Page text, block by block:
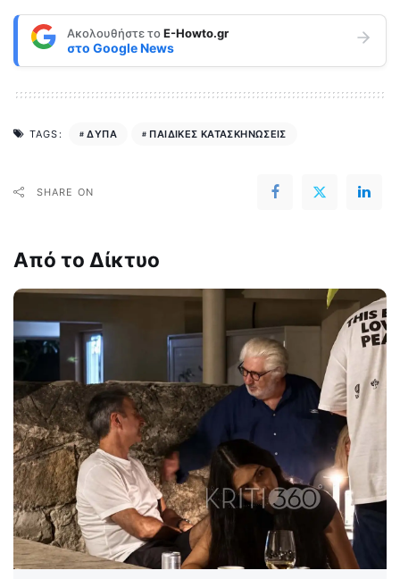
Ακολουθήστε τοE-Howto.gr
στο Google News
TAGS: ΔΥΠΑ ΠΑΙΔΙΚΕΣ ΚΑΤΑΣΚΗΝΩΣΕΙΣ
SHARE ON
Από το Δίκτυο